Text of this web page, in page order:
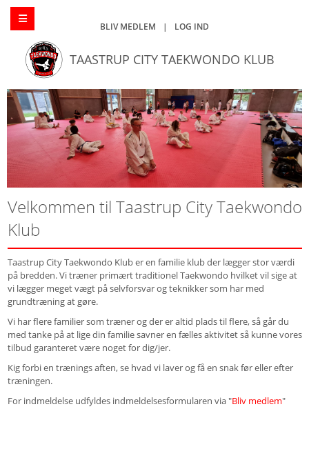
BLIV MEDLEM | LOG IND
TAASTRUP CITY TAEKWONDO KLUB
Velkommen til Taastrup City Taekwondo
Klub
Taastrup City Taekwondo Klub er en familie klub der lægger stor værdi
på bredden. Vi træner primært traditionel Taekwondo hvilket vil sige at
vi lægger meget vægt på selvforsvar og teknikker som har med
grundtræning at gøre.
Vi har flere familier som træner og der er altid plads til flere, så går du
med tanke på at lige din familie savner en fælles aktivitet så kunne vores
tilbud garanteret være noget for dig/jer.
Kig forbi en trænings aften, se hvad vi laver og få en snak før eller efter
træningen.
For indmeldelse udfyldes indmeldelsesformularen via "Bliv medlem"